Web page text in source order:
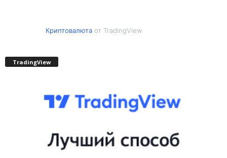
Криптовалютаот TradingView
TradingView